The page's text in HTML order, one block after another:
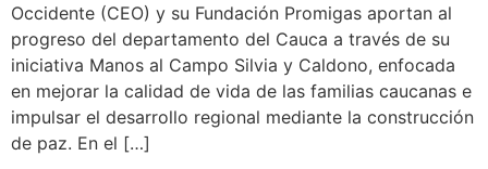
Occidente (CEO) y su Fundación Promigas aportan al
progreso del departamento del Cauca a través de su
iniciativa Manos al Campo Silvia y Caldono, enfocada
en mejorar la calidad de vida de las familias caucanas e
impulsar el desarrollo regional mediante la construcción
de paz. En el […]